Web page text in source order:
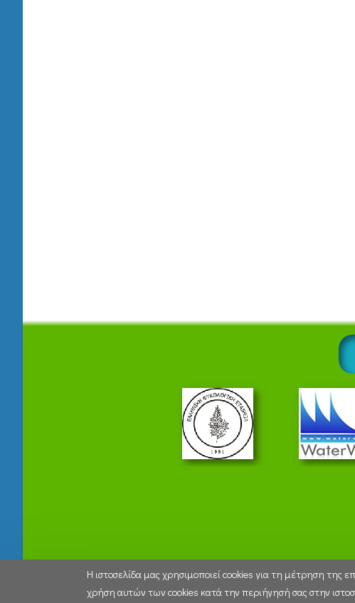
Η ιστοσελίδα μας χρησιμοποιεί cookies για τη μέτρηση
χρήση αυτών των cookies κατά την περιήγησή σας στην